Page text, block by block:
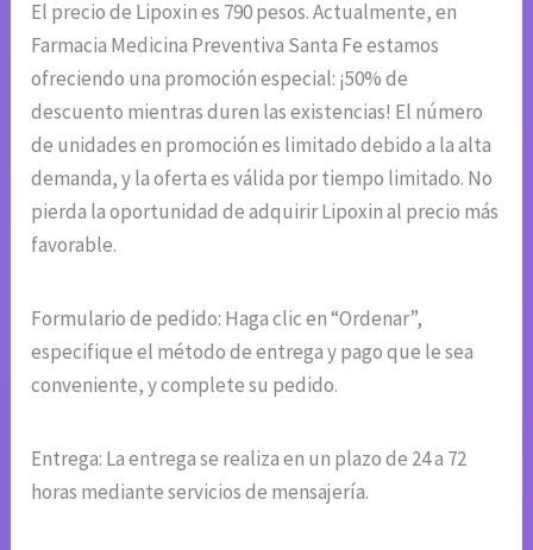
El precio de Lipoxin es 790 pesos. Actualmente, en
Farmacia Medicina Preventiva Santa Fe estamos
ofreciendo una promoción especial: ¡50% de
descuento mientras duren las existencias! El número
de unidades en promoción es limitado debido a la alta
demanda, y la oferta es válida por tiempo limitado. No
pierda la oportunidad de adquirir Lipoxin al precio más
favorable.
Formulario de pedido: Haga clic en “Ordenar”,
especifique el método de entrega y pago que le sea
conveniente, y complete su pedido.
Entrega: La entrega se realiza en un plazo de 24 a 72
horas mediante servicios de mensajería.